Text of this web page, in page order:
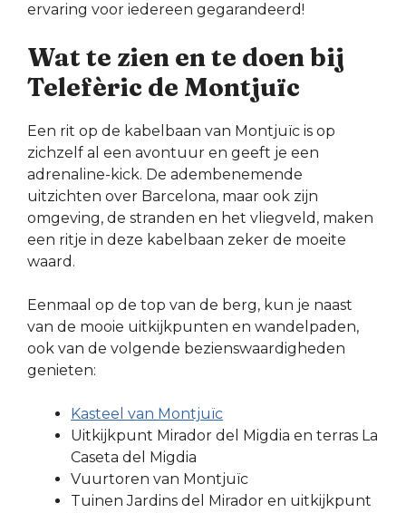
ervaring voor iedereen gegarandeerd!
Wat te zien en te doen bij
Telefèric de Montjuïc
Een rit op de kabelbaan van Montjuïc is op
zichzelf al een avontuur en geeft je een
adrenaline-kick. De adembenemende
uitzichten over Barcelona, maar ook zijn
omgeving, de stranden en het vliegveld, maken
een ritje in deze kabelbaan zeker de moeite
waard.
Eenmaal op de top van de berg, kun je naast
van de mooie uitkijkpunten en wandelpaden,
ook van de volgende bezienswaardigheden
genieten:
Kasteel van Montjuïc
Uitkijkpunt Mirador del Migdia en terras La
Caseta del Migdia
Vuurtoren van Montjuïc
Tuinen Jardins del Mirador en uitkijkpunt